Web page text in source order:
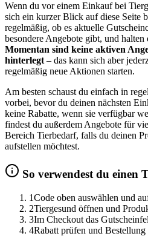
Wenn du vor einem Einkauf bei
sich ein kurzer Blick auf diese Seite
regelmäßig, ob es aktuelle
besondere Angebote gibt, und
Momentan sind keine aktiven
hinterlegt – das kann sich aber
regelmäßig neue Aktionen starten.
Am besten schaust du einfach in
vorbei, bevor du deinen nächsten
keine Rabatte, wenn sie verfügbar
findest du außerdem Angebote für
Bereich Tierbedarf, falls du deinen
aufstellen möchtest.
So verwendest du einen
1Code oben auswählen und
2Tiergesund öffnen und
3Im Checkout das
4Rabatt prüfen und Bestellung